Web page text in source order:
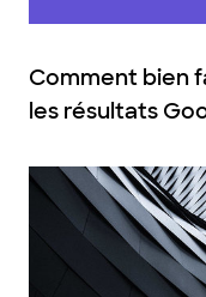
Comment bien
les résultats